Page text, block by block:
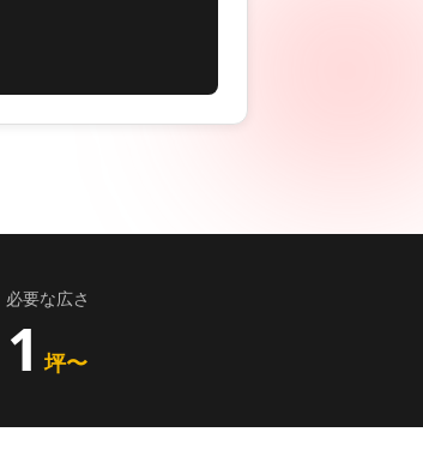
必要な広さ
1 坪〜